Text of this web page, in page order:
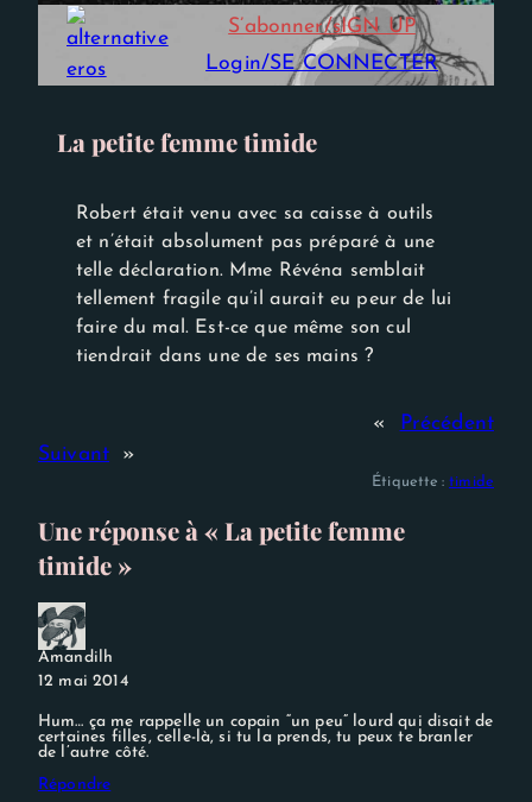
S’abonner/sIGN UP
Login/SE CONNECTER
La petite femme timide
Robert était venu avec sa caisse à outils
et n’était absolument pas préparé à une
telle déclaration. Mme Révéna semblait
tellement fragile qu’il aurait eu peur de lui
faire du mal. Est-ce que même son cul
tiendrait dans une de ses mains ?
«
Précédent
Suivant
»
Étiquette :timide
Une réponse à « La petite femme
timide »
Amandilh
12 mai 2014
Hum… ça me rappelle un copain “un peu” lourd qui disait de
certaines filles, celle-là, si tu la prends, tu peux te branler
de l’autre côté.
Répondre
Experience
Afin que notre
site Web
fonctionne
aussi bien que
de votre
visite. Si vous
certaines
fonctionnalités
disparaîtront
du site Web.